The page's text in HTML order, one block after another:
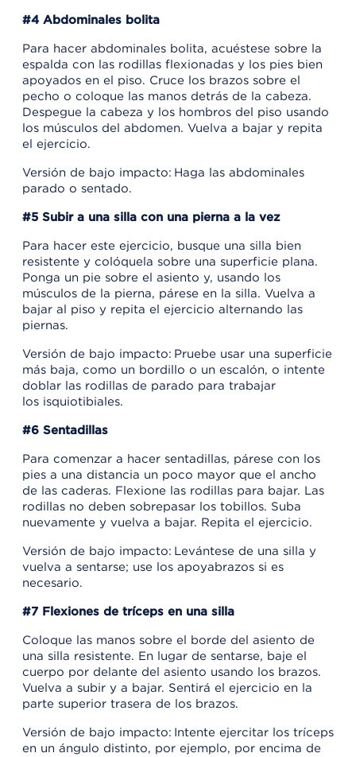
#4 Abdominales bolita
Para hacer abdominales bolita, acuéstese sobre la
espalda con las rodillas flexionadas y los pies bien
apoyados en el piso. Cruce los brazos sobre el
pecho o coloque las manos detrás de la cabeza.
Despegue la cabeza y los hombros del piso usando
los músculos del abdomen. Vuelva a bajar y repita
el ejercicio.
Versión de bajo impacto: Haga las abdominales
parado o sentado.
#5 Subir a una silla con una pierna a la vez
Para hacer este ejercicio, busque una silla bien
resistente y colóquela sobre una superficie plana.
Ponga un pie sobre el asiento y, usando los
músculos de la pierna, párese en la silla. Vuelva a
bajar al piso y repita el ejercicio alternando las
piernas.
Versión de bajo impacto: Pruebe usar una superficie
más baja, como un bordillo o un escalón, o intente
doblar las rodillas de parado para trabajar
los isquiotibiales.
#6 Sentadillas
Para comenzar a hacer sentadillas, párese con los
pies a una distancia un poco mayor que el ancho
de las caderas. Flexione las rodillas para bajar. Las
rodillas no deben sobrepasar los tobillos. Suba
nuevamente y vuelva a bajar. Repita el ejercicio.
Versión de bajo impacto: Levántese de una silla y
vuelva a sentarse; use los apoyabrazos si es
necesario.
#7 Flexiones de tríceps en una silla
Coloque las manos sobre el borde del asiento de
una silla resistente. En lugar de sentarse, baje el
cuerpo por delante del asiento usando los brazos.
Vuelva a subir y a bajar. Sentirá el ejercicio en la
parte superior trasera de los brazos.
Versión de bajo impacto: Intente ejercitar los tríceps
en un ángulo distinto, por ejemplo, por encima de